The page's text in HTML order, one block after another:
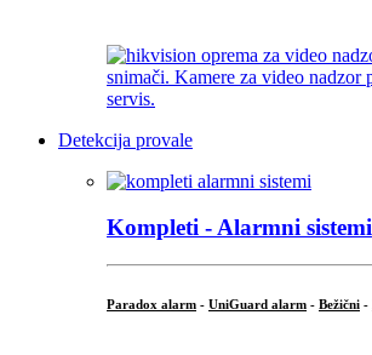
Detekcija provale
Kompleti - Alarmni sistemi
Paradox alarm - UniGuard alarm - Bežični -